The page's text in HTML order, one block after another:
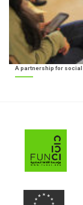
A partnership for